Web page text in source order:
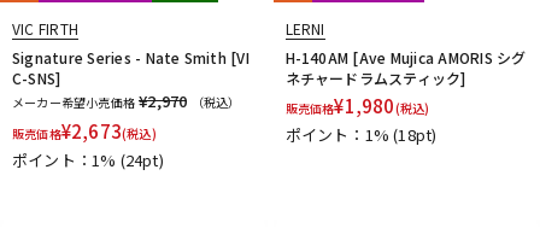
VIC FIRTH
Signature Series - Nate Smith [VI
C-SNS]
メーカー希望小売価格 ¥2,970
（税込）
販売価格¥2,673(税込)
ポイント：1% (24pt)
LERNI
H-140AM [Ave Mujica AMORIS シグ
ネチャードラムスティック]
販売価格¥1,980(税込)
ポイント：1%(18pt)